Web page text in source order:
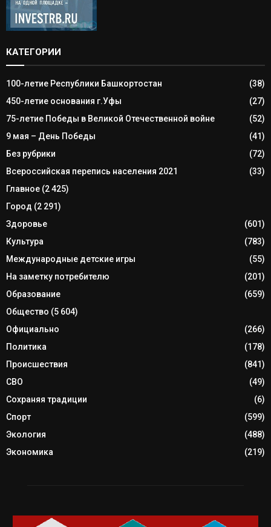
КАТЕГОРИИ
100-летие Республики Башкортостан
(38)
450-летие основания г.Уфы
(27)
75-летие Победы в Великой Отечественной войне
(52)
9 мая – День Победы
(41)
Без рубрики
(72)
Всероссийская перепись населения 2021
(33)
Главное (2 425)
Город (2 291)
Здоровье
(601)
Культура
(783)
Международные детские игры
(55)
На заметку потребителю
(201)
Образование
(659)
Общество (5 604)
Официально
(266)
Политика
(178)
Происшествия
(841)
СВО
(49)
Сохраняя традиции
(6)
Спорт
(599)
Экология
(488)
Экономика
(219)